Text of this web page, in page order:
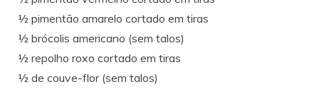
½ pimentão amarelo cortado em tiras
½ brócolis americano (sem talos)
½ repolho roxo cortado em tiras
½ de couve-flor (sem talos)